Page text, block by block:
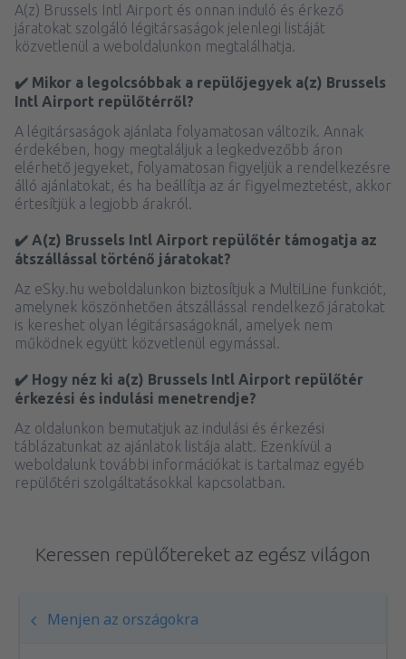
A(z) Brussels Intl Airport és onnan induló és érkező
járatokat szolgáló légitársaságok jelenlegi listáját
közvetlenül a weboldalunkon megtalálhatja.
✔️ Mikor a legolcsóbbak a repülőjegyek a(z) Brussels
Intl Airport repülőtérről?
A légitársaságok ajánlata folyamatosan változik. Annak
érdekében, hogy megtaláljuk a legkedvezőbb áron
elérhető jegyeket, folyamatosan figyeljük a rendelkezésre
álló ajánlatokat, és ha beállítja az ár figyelmeztetést, akkor
értesítjük a legjobb árakról.
✔️ A(z) Brussels Intl Airport repülőtér támogatja az
átszállással történő járatokat?
Az eSky.hu weboldalunkon biztosítjuk a MultiLine funkciót,
amelynek köszönhetően átszállással rendelkező járatokat
is kereshet olyan légitársaságoknál, amelyek nem
működnek együtt közvetlenül egymással.
✔️ Hogy néz ki a(z) Brussels Intl Airport repülőtér
érkezési és indulási menetrendje?
Az oldalunkon bemutatjuk az indulási és érkezési
táblázatunkat az ajánlatok listája alatt. Ezenkívül a
weboldalunk további információkat is tartalmaz egyéb
repülőtéri szolgáltatásokkal kapcsolatban.
Keressen repülőtereket az egész világon
Menjen az országokra